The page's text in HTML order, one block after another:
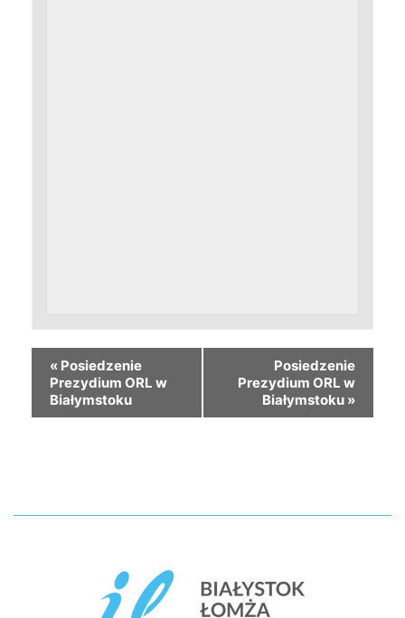
« Posiedzenie
Prezydium ORL w
Białymstoku
Posiedzenie
Prezydium ORL w
Białymstoku »